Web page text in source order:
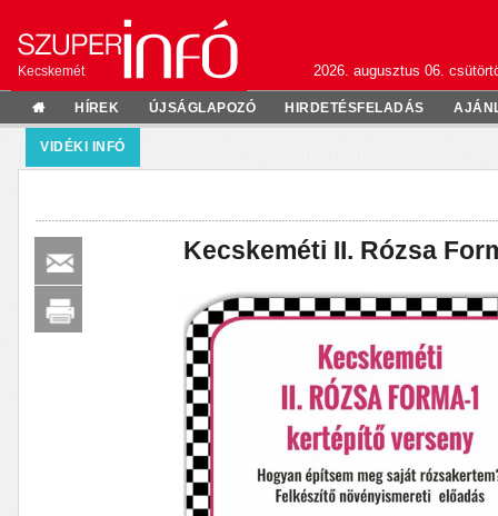
Kecskemét 2026. augusztus 06.
HÍREK ÚJSÁGLAPOZÓ HIRDETÉSFELADÁS
VIDÉKI INFÓ
Kecskeméti II. Rózsa